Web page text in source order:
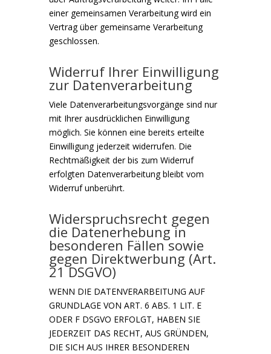
einer gemeinsamen Verarbeitung wird ein
Vertrag über gemeinsame Verarbeitung
geschlossen.
Widerruf Ihrer Einwilligung
zur Datenverarbeitung
Viele Datenverarbeitungsvorgänge sind nur
mit Ihrer ausdrücklichen Einwilligung
möglich. Sie können eine bereits erteilte
Einwilligung jederzeit widerrufen. Die
Rechtmäßigkeit der bis zum Widerruf
erfolgten Datenverarbeitung bleibt vom
Widerruf unberührt.
Widerspruchsrecht gegen
die Datenerhebung in
besonderen Fällen sowie
gegen Direktwerbung (Art.
21 DSGVO)
WENN DIE DATENVERARBEITUNG AUF
GRUNDLAGE VON ART. 6 ABS. 1 LIT. E
ODER F DSGVO ERFOLGT, HABEN SIE
JEDERZEIT DAS RECHT, AUS GRÜNDEN,
DIE SICH AUS IHRER BESONDEREN